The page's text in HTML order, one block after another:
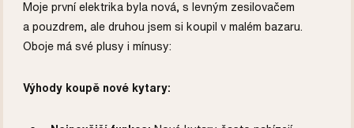
Moje první elektrika byla nová, s levným zesilovačem
a pouzdrem, ale druhou jsem si koupil v malém bazaru.
Oboje má své plusy i mínusy:
Výhody koupě nové kytary: